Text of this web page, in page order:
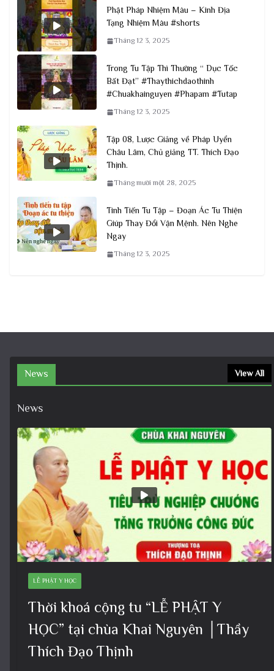
Phật Pháp Nhiệm Màu – Kinh Địa
Tạng Nhiệm Màu #shorts
Tháng 12 3, 2025
Trong Tu Tập Thì Thường “ Dục Tốc
Bất Đạt” #Thaythichdaothinh
#Chuakhainguyen #Phapam #Tutap
Tháng 12 3, 2025
Tập 08, Lược Giảng về Pháp Uyển
Châu Lâm, Chủ giảng TT. Thích Đạo
Thịnh.
Tháng mười một 28, 2025
Tinh Tiến Tu Tập – Đoạn Ác Tu Thiện
Giúp Thay Đổi Vận Mệnh. Nên Nghe
Ngay
Tháng 12 3, 2025
News View All
News
LỄ PHẬT Y HỌC
Thời khoá cộng tu “LỄ PHẬT Y
HỌC” tại chùa Khai Nguyên │Thầy
Thích Đạo Thịnh